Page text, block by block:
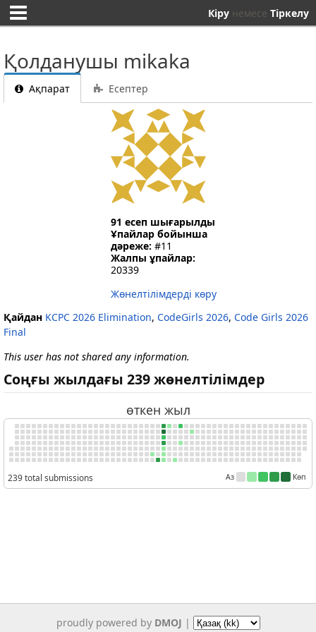
Кіру немесе Тіркелу
Қолданушы mikaka
Ақпарат Есептер
91 есеп шығарылды
Ұпайлар бойынша
дәреже: #11
Жалпы ұпайлар:
20339
Жөнелтілімдерді көру
Қайдан KCPC 2026 Elimination, CodeGirls 2026, Code Girls 2026
Final
This user has not shared any information.
Соңғы жылдағы 239 жөнелтілімдер
өткен жыл
239 total submissions Аз Көп
proudly powered by DMOJ |